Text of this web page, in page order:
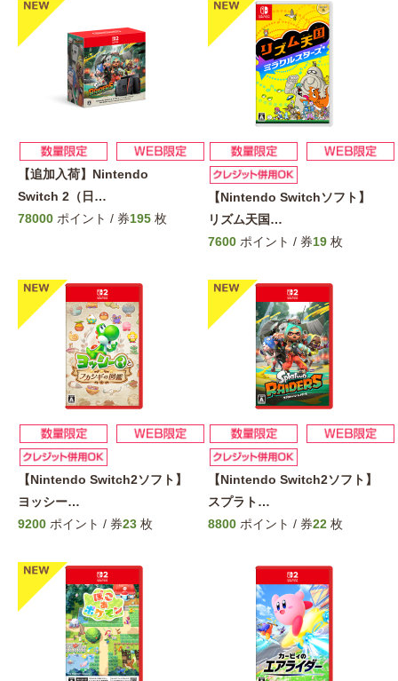
【追加入荷】Nintendo
Switch 2（日…
78000 ポイント / 券195 枚
【Nintendo Switchソフト】
リズム天国…
7600 ポイント / 券19 枚
【Nintendo Switch2ソフト】
ヨッシー…
9200 ポイント / 券23 枚
【Nintendo Switch2ソフト】
スプラト…
8800 ポイント / 券22 枚